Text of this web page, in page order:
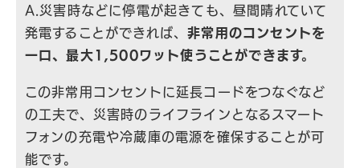
A.災害時などに停電が起きても、昼間晴れていて
発電することができれば、非常用のコンセントを
一口、最大1,500ワット使うことができます。
この非常用コンセントに延長コードをつなぐなど
の工夫で、災害時のライフラインとなるスマート
フォンの充電や冷蔵庫の電源を確保することが可
能です。